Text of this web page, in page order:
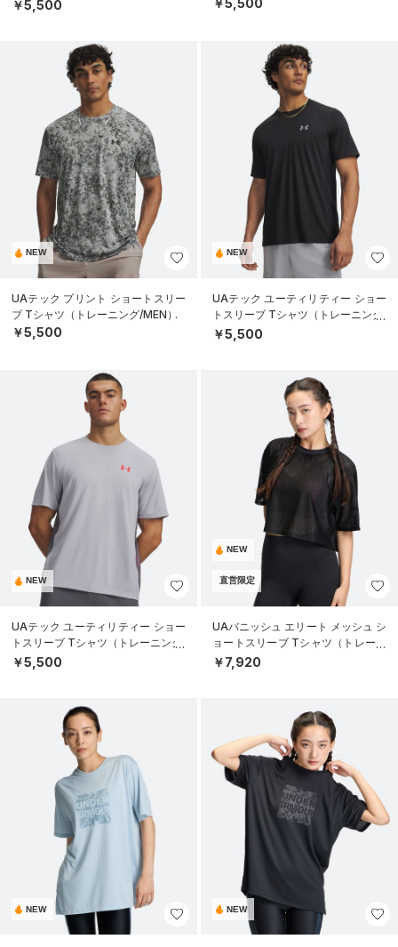
￥5,500 ￥5,500
NEW
UAテック プリント ショートスリー
ブ Tシャツ（トレーニング/MEN）
￥5,500
NEW
UAテック ユーティリティー ショー
トスリーブ Tシャツ（トレーニング/
MEN）
￥5,500
NEW
UAテック ユーティリティー ショー
トスリーブ Tシャツ（トレーニング/
MEN）
￥5,500
NEW
直営限定
UAバニッシュ エリート メッシュ シ
ョートスリーブ Tシャツ（トレーニ
ング/WOMEN）
￥7,920
NEW NEW